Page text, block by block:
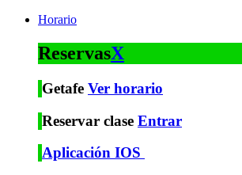
Horario
ReservasX
Getafe Ver horario
Reservar clase Entrar
Aplicación IOS